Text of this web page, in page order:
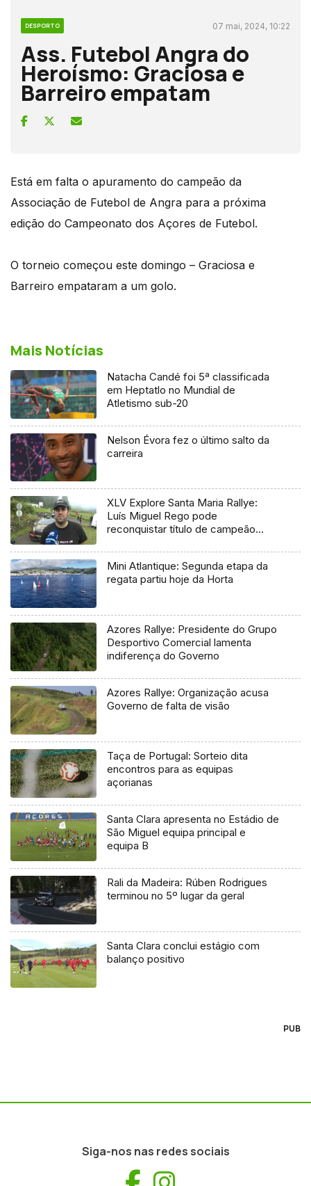
DESPORTO 07 mai, 2024, 10:22
Ass. Futebol Angra do
Heroísmo: Graciosa e
Barreiro empatam
Está em falta o apuramento do campeão da
Associação de Futebol de Angra para a próxima
edição do Campeonato dos Açores de Futebol.
O torneio começou este domingo – Graciosa e
Barreiro empataram a um golo.
Mais Notícias
Natacha Candé foi 5ª classificada
em Heptatlo no Mundial de
Atletismo sub-20
Nelson Évora fez o último salto da
carreira
XLV Explore Santa Maria Rallye:
Luís Miguel Rego pode
reconquistar título de campeão
Mini Atlantique: Segunda etapa da
regata partiu hoje da Horta
Azores Rallye: Presidente do Grupo
Desportivo Comercial lamenta
indiferença do Governo
Azores Rallye: Organização acusa
Governo de falta de visão
Taça de Portugal: Sorteio dita
encontros para as equipas
açorianas
Santa Clara apresenta no Estádio de
São Miguel equipa principal e
equipa B
Rali da Madeira: Rúben Rodrigues
terminou no 5º lugar da geral
Santa Clara conclui estágio com
balanço positivo
PUB
Siga-nos nas redes sociais